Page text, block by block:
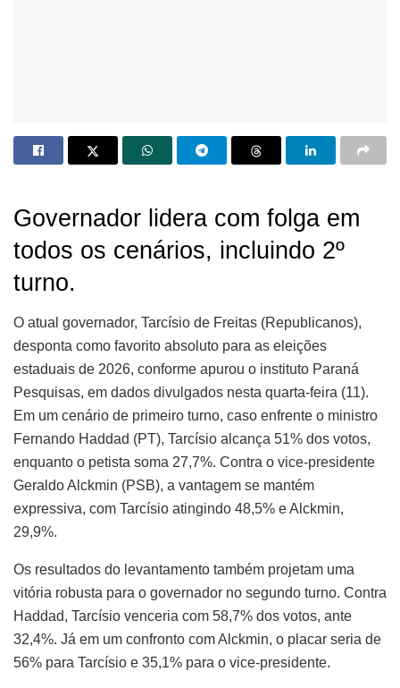
Governador lidera com folga em
todos os cenários, incluindo 2º
turno.
O atual governador, Tarcísio de Freitas (Republicanos),
desponta como favorito absoluto para as eleições
estaduais de 2026, conforme apurou o instituto Paraná
Pesquisas, em dados divulgados nesta quarta-feira (11).
Em um cenário de primeiro turno, caso enfrente o ministro
Fernando Haddad (PT), Tarcísio alcança 51% dos votos,
enquanto o petista soma 27,7%. Contra o vice-presidente
Geraldo Alckmin (PSB), a vantagem se mantém
expressiva, com Tarcísio atingindo 48,5% e Alckmin,
29,9%.
Os resultados do levantamento também projetam uma
vitória robusta para o governador no segundo turno. Contra
Haddad, Tarcísio venceria com 58,7% dos votos, ante
32,4%. Já em um confronto com Alckmin, o placar seria de
56% para Tarcísio e 35,1% para o vice-presidente.